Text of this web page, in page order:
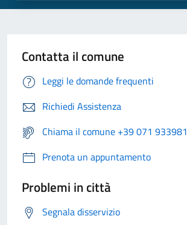
Contatta il comune
Leggi le domande frequenti
Richiedi Assistenza
Chiama il comune +39 071 933981
Prenota un appuntamento
Problemi in città
Segnala disservizio